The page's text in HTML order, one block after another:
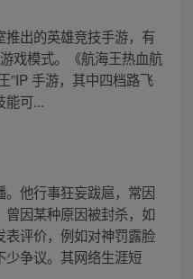
推出的英雄竞技手游，有
戏模式。《航海王热血航
”IP 手游，其中四档路飞
能可...
他行事狂妄跋扈，常因
因某种原因被封杀，如
评价，例如对神罚露脸
少争议。其网络生涯短